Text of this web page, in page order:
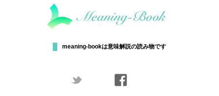
meaning-bookは意味解説の読み物です